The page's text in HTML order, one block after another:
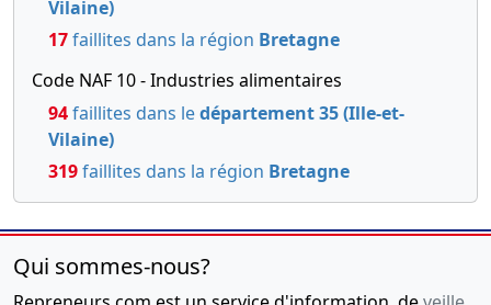
Vilaine)
17faillites dans la région Bretagne
Code NAF 10 - Industries alimentaires
94faillites dans ledépartement 35 (Ille-et-
Vilaine)
319faillites dans la région Bretagne
Qui sommes-nous?